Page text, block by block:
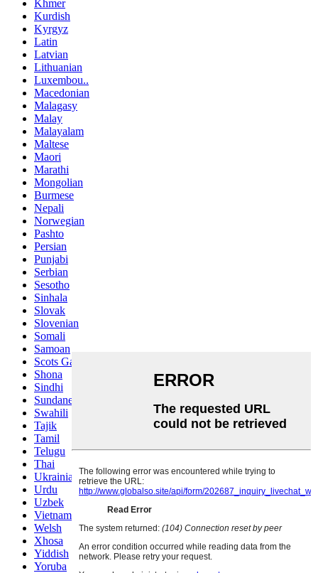
Khmer
Kurdish
Kyrgyz
Latin
Latvian
Lithuanian
Luxembou..
Macedonian
Malagasy
Malay
Malayalam
Maltese
Maori
Marathi
Mongolian
Burmese
Nepali
Norwegian
Pashto
Persian
Punjabi
Serbian
Sesotho
Sinhala
Slovak
Slovenian
Somali
Samoan
Scots Gaelic
Shona
Sindhi
Sundanese
Swahili
Tajik
Tamil
Telugu
Thai
Ukrainian
Urdu
Uzbek
Vietnamese
Welsh
Xhosa
Yiddish
Yoruba